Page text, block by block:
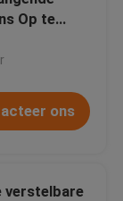
Op te
ons
verstelbare